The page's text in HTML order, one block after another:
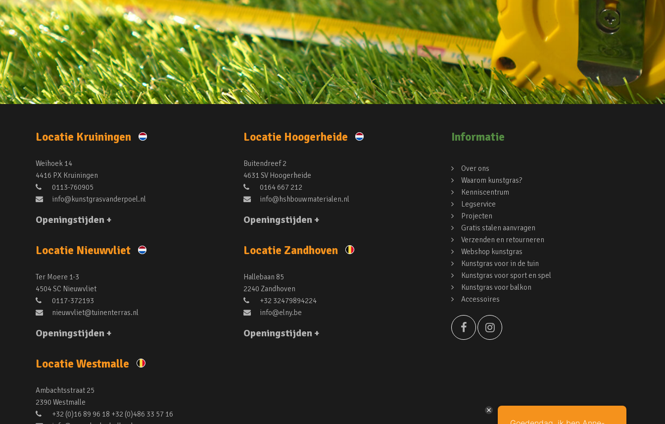
Locatie Kruiningen
Weihoek 14
4416 PX Kruiningen
0113-760905
info@kunstgrasvanderpoel.nl
Openingstijden +
Locatie Hoogerheide
Buitendreef 2
4631 SV Hoogerheide
0164 667 212
info@hshbouwmaterialen.nl
Openingstijden +
Locatie Nieuwvliet
Ter Moere 1-3
4504 SC Nieuwvliet
0117-372193
nieuwvliet@tuinenterras.nl
Openingstijden +
Locatie Zandhoven
Hallebaan 85
2240 Zandhoven
+32 32479894224
info@elny.be
Openingstijden +
Locatie Westmalle
Ambachtsstraat 25
2390 Westmalle
+32 (0)16 89 96 18 +32 (0)486 33 57 16
Informatie
Over ons
Waarom kunstgras?
Kenniscentrum
Legservice
Projecten
Gratis stalen aanvragen
Verzenden en retourneren
Webshop kunstgras
Kunstgras voor in de tuin
Kunstgras voor sport en spel
Kunstgras voor balkon
Accessoires